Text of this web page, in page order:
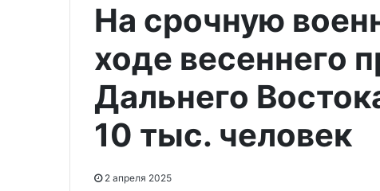
На срочную
ходе весеннего
Дальнего
10 тыс. человек
2 апреля 2025